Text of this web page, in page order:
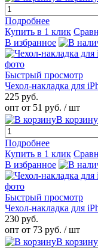
Подробнее
Купить в 1 клик
В избранное
Быстрый просмотр
Чехол-накладка для
225 руб.
опт от 51 руб. / шт
В корзину
Подробнее
Купить в 1 клик
В избранное
Быстрый просмотр
Чехол-накладка для
230 руб.
опт от 73 руб. / шт
В корзину